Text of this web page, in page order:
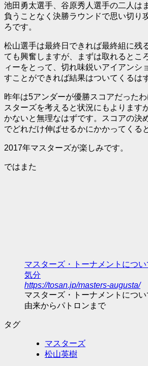
池田勇太選手、谷原秀人選手の二人は
負うことなく決勝ラウンドで思い切り
ろです。
松山選手は最終日できれば最終組に残
ても興奮しますが、まずは取れるとこ
ィーをとって、切れ味鋭いアイアンシ
すことができれば結果はついてくるは
昨年は5アンダーが優勝スコアだった
スターズを考えると状況にもよります
かないと無理なはずです。スコアの決
でどれだけ伸ばせるかにかかってくる
2017年マスターズが楽しみです。
ではまた
マスターズ・トーナメントにつ
気分
https://tosan.jp/masters-augusta/
マスターズ・トーナメントにつ
由来からパトロンまで
タグ
マスターズ
松山英樹